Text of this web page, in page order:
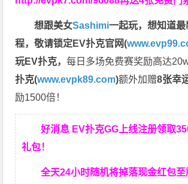
想跟美女Sashimi一起玩，想知道
程，敬请锁定EV扑克官网(
玩EV扑克，每日多场免费赛奖励高达
扑克(www.evpk89.com)额外加赠8张幸
励1500倍！
好消息 EV扑克GG上线注册领取
礼包！
全天24小时随机将掉落现金红包